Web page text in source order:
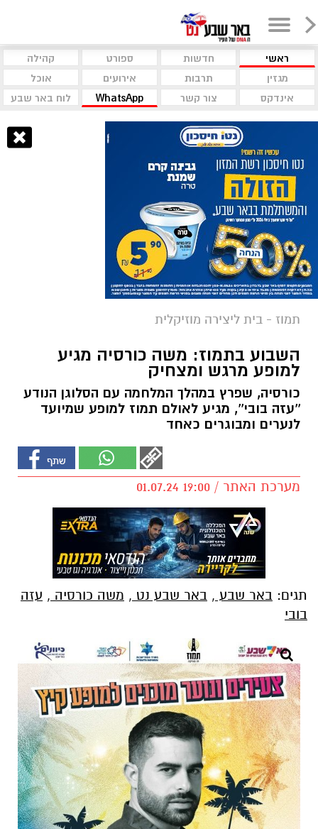
ראשי חדשות ספורט
קהילה
מגזין
תרבות אירועים
אוכל
אינדקס
צור קשר WhatsApp לוח באר שבע
תמוז - בית ליצירה מוזיקלית
השבוע בתמוז: משה כורסיה מגיע
למופע מרגש ומצחיק
כורסיה, שפרץ במהלך המלחמה עם הסלוגן הנודע
''עזה בובי'', מגיע לאולם תמוז למופע שמיועד
לנערים ומבוגרים כאחד
מערכת האתר / 19:00 01.07.24
תגים: באר שבע , באר שבע נט , משה כורסיה , עזה
בובי